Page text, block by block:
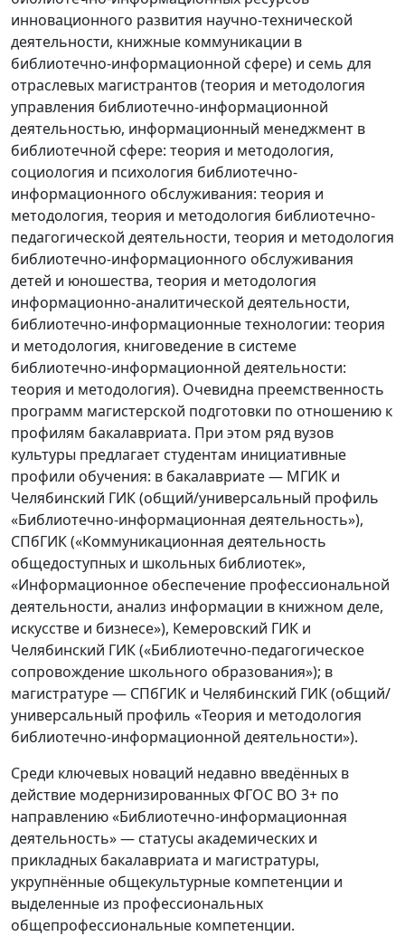
инновационного развития научно-технической
деятельности, книжные коммуникации в
библиотечно-информационной сфере) и семь для
отраслевых магистрантов (теория и методология
управления библиотечно-информационной
деятельностью, информационный менеджмент в
библиотечной сфере: теория и методология,
социология и психология библиотечно-
информационного обслуживания: теория и
методология, теория и методология библиотечно-
педагогической деятельности, теория и методология
библиотечно-информационного обслуживания
детей и юношества, теория и методология
информационно-аналитической деятельности,
библиотечно-информационные технологии: теория
и методология, книговедение в системе
библиотечно-информационной деятельности:
теория и методология). Очевидна преемственность
программ магистерской подготовки по отношению к
профилям бакалавриата. При этом ряд вузов
культуры предлагает студентам инициативные
профили обучения: в бакалавриате — МГИК и
Челябинский ГИК (общий/универсальный профиль
«Библиотечно-информационная деятельность»),
СПбГИК («Коммуникационная деятельность
общедоступных и школьных библиотек»,
«Информационное обеспечение профессиональной
деятельности, анализ информации в книжном деле,
искусстве и бизнесе»), Кемеровский ГИК и
Челябинский ГИК («Библиотечно-педагогическое
сопровождение школьного образования»); в
магистратуре — СПбГИК и Челябинский ГИК (общий/
универсальный профиль «Теория и методология
библиотечно-информационной деятельности»).
Среди ключевых новаций недавно введённых в
действие модернизированных ФГОС ВО 3+ по
направлению «Библиотечно-информационная
деятельность» — статусы академических и
прикладных бакалавриата и магистратуры,
укрупнённые общекультурные компетенции и
выделенные из профессиональных
общепрофессиональные компетенции.